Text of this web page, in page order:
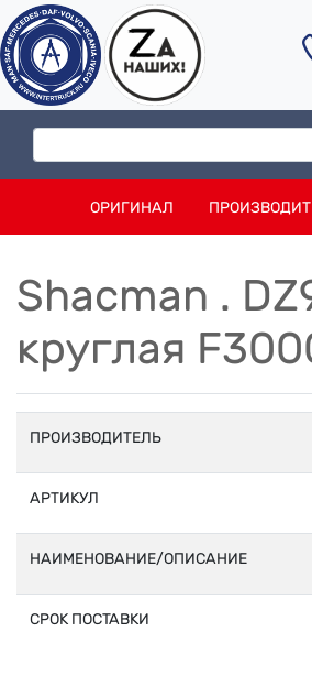
ОРИГИНАЛ
Shacman .
круглая
ПРОИЗВОДИТЕЛЬ
АРТИКУЛ
НАИМЕНОВАНИЕ/ОПИСАНИЕ
СРОК ПОСТАВКИ